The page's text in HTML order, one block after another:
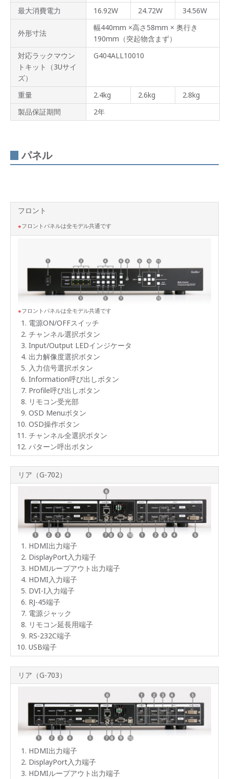
最大消費電力 16.92W 24.72W 34.56W
外形寸法
幅440mm ×高さ58mm × 奥行き
190mm（突起物含まず）
対応ラックマウン
トキット（3Uサイ
ズ）
G404ALL10010
重量 2.4kg 2.6kg
2.8kg
製品保証期間
2年
パネル
フロント
フロントパネルは全モデル共通です
フロントパネルは全モデル共通です
電源ON/OFFスイッチ
チャンネル選択ボタン
Input/Output LEDインジケータ
出力解像度選択ボタン
入力信号選択ボタン
Information呼び出しボタン
Profile呼び出しボタン
リモコン受光部
OSD Menuボタン
OSD操作ボタン
チャンネル全選択ボタン
パターン呼出ボタン
リア（G-702）
HDMI出力端子
DisplayPort入力端子
HDMIループアウト出力端子
HDMI入力端子
DVI-I入力端子
RJ-45端子
電源ジャック
リモコン延長用端子
RS-232C端子
USB端子
リア（G-703）
HDMI出力端子
DisplayPort入力端子
HDMIループアウト出力端子